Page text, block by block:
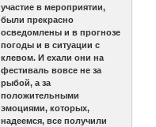
участие в мероприятии,
были прекрасно
осведомлены и в прогнозе
погоды и в ситуации с
клевом. И ехали они на
фестиваль вовсе не за
рыбой, а за
положительными
эмоциями, которых,
надеемся, все получили